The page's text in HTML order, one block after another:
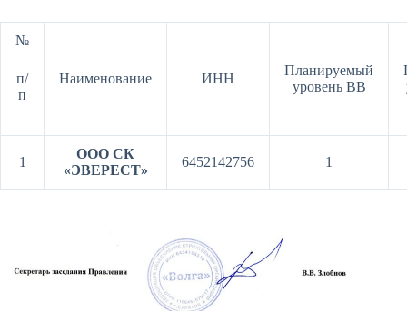
№
п/
п
Наименование ИНН
Планируемый
уровень ВВ
1
ООО СК
«ЭВЕРЕСТ»
6452142756 1